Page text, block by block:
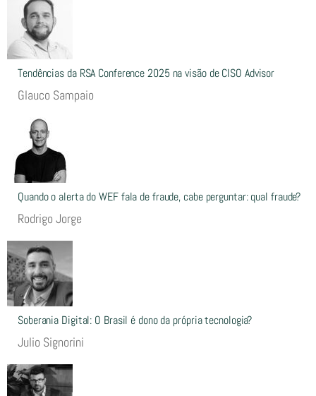
Tendências da RSA Conference 2025 na visão de CISO Advisor
Glauco Sampaio
Quando o alerta do WEF fala de fraude, cabe perguntar: qual fraude?
Rodrigo Jorge
Soberania Digital: O Brasil é dono da própria tecnologia?
Julio Signorini